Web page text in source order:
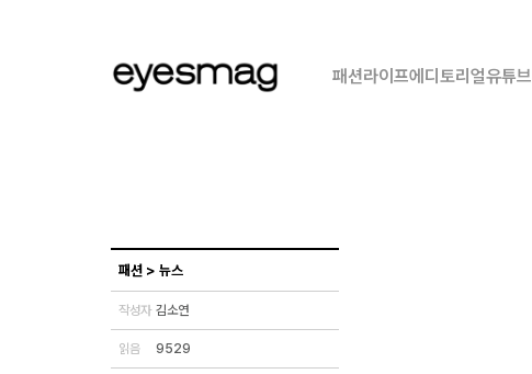
패션라이프에디토리얼유튜브
패션 > 뉴스
작성자 김소연
읽음 9529